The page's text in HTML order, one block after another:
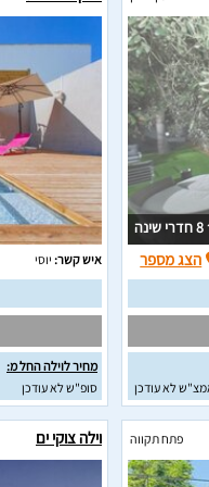
8 חדרי שינה
הצג מספר
לא עודכן
איש קשר: יוסי
מחיר לוילה החל מ:
סופ"ש לא עודכן
פתח תקווה וילה צוקי ים